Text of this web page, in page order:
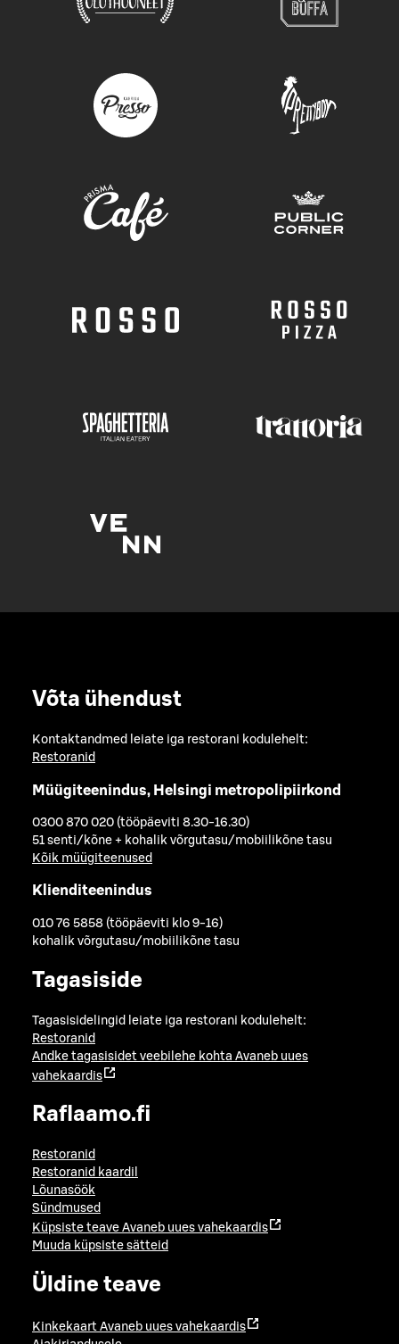
Võta ühendust
Kontaktandmed leiate iga restorani kodulehelt:
Restoranid
Müügiteenindus, Helsingi metropolipiirkond
0300 870 020 (tööpäeviti 8.30-16.30)
51 senti/kõne + kohalik võrgutasu/mobiilikõne tasu
Kõik müügiteenused
Klienditeenindus
010 76 5858 (tööpäeviti klo 9-16)
kohalik võrgutasu/mobiilikõne tasu
Tagasiside
Tagasisidelingid leiate iga restorani kodulehelt:
Restoranid
Andke tagasisidet veebilehe kohta Avaneb uues
vahekaardis
Raflaamo.fi
Restoranid
Restoranid kaardil
Lõunasöök
Sündmused
Küpsiste teave Avaneb uues vahekaardis
Muuda küpsiste sätteid
Üldine teave
Kinkekaart Avaneb uues vahekaardis